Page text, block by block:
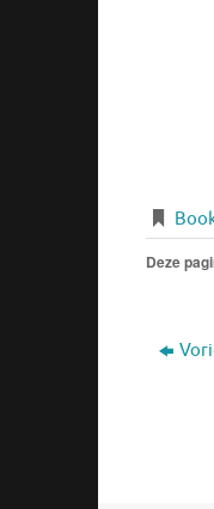
Deze